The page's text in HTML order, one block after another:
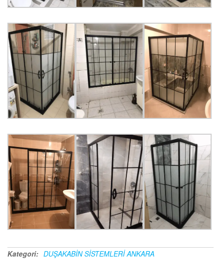
Kategori: DUŞAKABİN SİSTEMLERİ ANKARA